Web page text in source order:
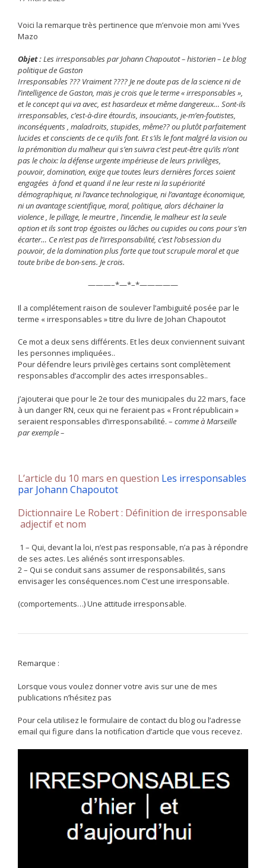
Voici la remarque très pertinence que m’envoie mon ami Yves
Mazo
Objet :Les irresponsables par Johann Chapoutot – historien – Le blog
politique de Gaston
Irresponsables ??? Vraiment ???? Je ne doute pas de la science ni de
l’intelligence de Gaston, mais je crois que le terme « irresponsables »,
et le concept qui va avec, est hasardeux et même dangereux… Sont-ils
irresponsables, c’est-à-dire étourdis, insouciants, je-m’en-foutistes,
inconséquents , maladroits, stupides, même?? ou plutôt parfaitement
lucides et conscients de ce qu’ils font. Et s’ils le font malgré la vision ou
la prémonition du malheur qui s’en suivra c’est peut-être qu’ils n’ont
pas le choix: la défense urgente impérieuse de leurs privilèges,
pouvoir, domination, exige que toutes leurs dernières forces soient
engagées à fond et quand il ne leur reste ni la supériorité
démographique, ni l’avance technologique, ni l’avantage économique,
ni un avantage scientifique, moral, politique, alors déchainer la
violence , le pillage, le meurtre , l’incendie, le malheur est la seule
option et ils sont trop égoïstes ou lâches ou cupides ou cons pour s’en
écarter… Ce n’est pas de l’irresponsabilité, c’est l’obsession du
pouvoir, de la domination plus forte que tout scrupule moral et que
toute bribe de bon-sens. Je crois.
———–*—*–*—————
Il a complétement raison de soulever l’ambiguïté posée par le
terme « irresponsables » titre du livre de Johan Chapoutot
Ce mot a deux sens différents. Et les deux conviennent suivant
les personnes impliquées..
Pour défendre leurs privilèges certains sont complètement
responsables d’accomplir des actes irresponsables..
j’ajouterai que pour le 2e tour des municipales du 22 mars, face
à un danger RN, ceux qui ne feraient pas « Front républicain »
seraient responsables d’irresponsabilité. – comme à Marseille
par exemple –
L’article du 10 mars en question Les irresponsables
par Johann Chapoutot
Dictionnaire Le Robert : Définition de irresponsable
adjectifet nom
1 – Qui, devant la loi, n’est pas responsable, n’a pas à répondre
de ses actes. Les aliénés sont irresponsables.
2 – Qui se conduit sans assumer de responsabilités, sans
envisager les conséquences.nom C’est une irresponsable.
(comportements…)Une attitude irresponsable.
Remarque :
Lorsque vous voulez donner votre avis sur une de mes
publications n’hésitez pas
Pour cela utilisez le formulaire de contact du blog ou l’adresse
email qui figure dans la notification d’article que vous recevez.